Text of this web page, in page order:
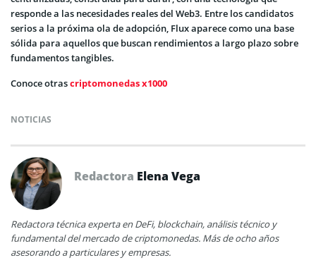
responde a las necesidades reales del Web3. Entre los candidatos
serios a la próxima ola de adopción, Flux aparece como una base
sólida para aquellos que buscan rendimientos a largo plazo sobre
fundamentos tangibles.
Conoce otrascriptomonedas x1000
NOTICIAS
Redactora Elena Vega
Redactora técnica experta en DeFi, blockchain, análisis técnico y
fundamental del mercado de criptomonedas. Más de ocho años
asesorando a particulares y empresas.